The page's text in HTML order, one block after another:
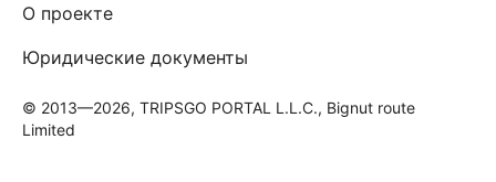
О проекте
Юридические документы
© 2013—2026, TRIPSGO PORTAL L.L.C., Bignut route
Limited